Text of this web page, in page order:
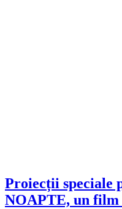
Proiecții speciale
NOAPTE, un film